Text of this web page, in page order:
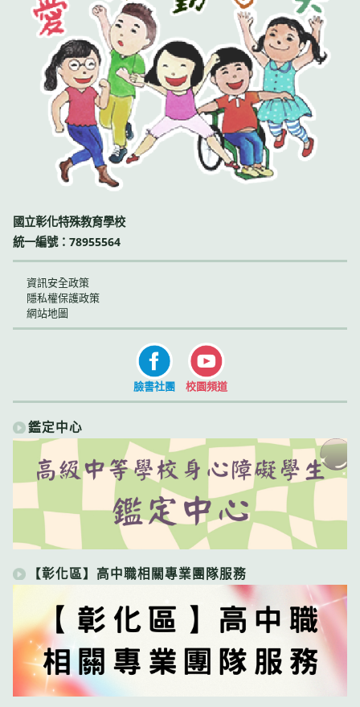
國立彰化特殊教育學校
統一編號：78955564
資訊安全政策
隱私權保護政策
網站地圖
臉書社團 校園頻道
鑑定中心
【彰化區】高中職相關專業團隊服務